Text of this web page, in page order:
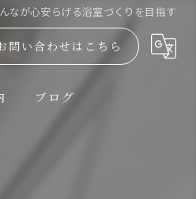
なが心安らげる浴室づくりを目指す
問い合わせはこちら
ブログ